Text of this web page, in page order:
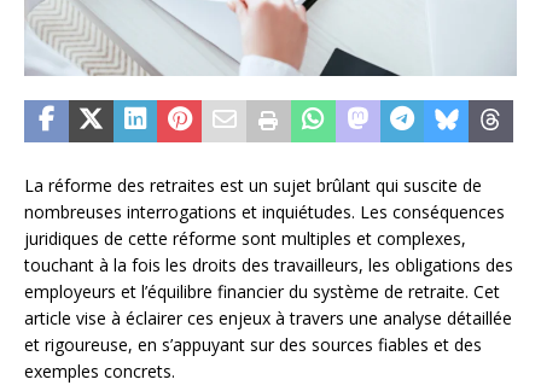
La réforme des retraites est un sujet brûlant qui suscite de
nombreuses interrogations et inquiétudes. Les conséquences
juridiques de cette réforme sont multiples et complexes,
touchant à la fois les droits des travailleurs, les obligations des
employeurs et l’équilibre financier du système de retraite. Cet
article vise à éclairer ces enjeux à travers une analyse détaillée
et rigoureuse, en s’appuyant sur des sources fiables et des
exemples concrets.